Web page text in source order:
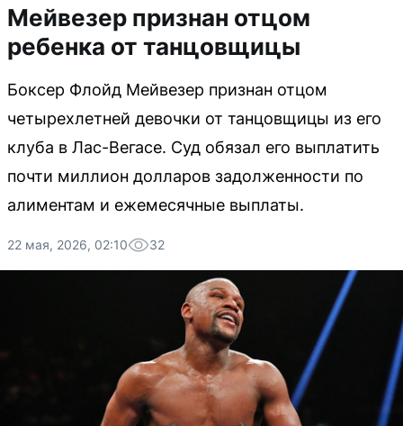
Мейвезер признан отцом
ребенка от танцовщицы
Боксер Флойд Мейвезер признан отцом
четырехлетней девочки от танцовщицы из его
клуба в Лас-Вегасе. Суд обязал его выплатить
почти миллион долларов задолженности по
алиментам и ежемесячные выплаты.
22 мая, 2026, 02:10 32